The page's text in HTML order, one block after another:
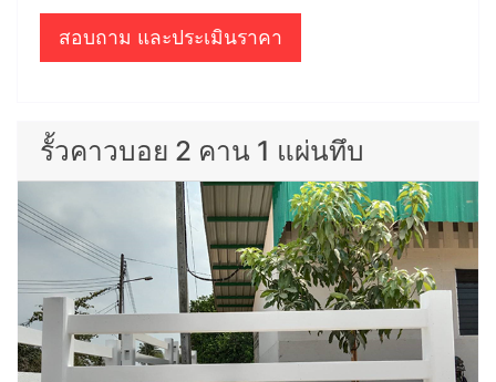
สอบถาม และประเมินราคา
รั้วคาวบอย 2 คาน 1 แผ่นทึบ